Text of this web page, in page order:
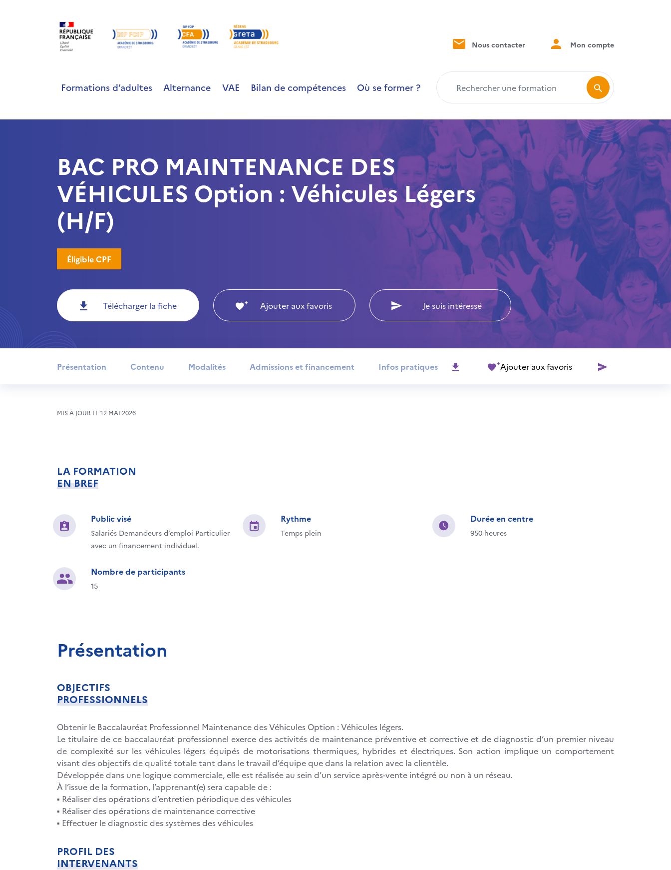
Nous contacter Mon compte
Formations d’adultes Alternance VAE Bilan de compétences Où se former ?
BAC PRO MAINTENANCE DES
VÉHICULES Option : Véhicules Légers
(H/F)
Éligible CPF
Télécharger la fiche Ajouter aux favoris Je suis intéressé
Présentation Contenu Modalités Admissions et financement Infos pratiques Ajouter aux favoris
MIS À JOUR LE 12 MAI 2026
LA FORMATION
EN BREF
Public visé
Salariés Demandeurs d’emploi Particulier
avec un financement individuel.
Rythme
Temps plein
Durée en centre
950 heures
Nombre de participants
15
Présentation
OBJECTIFS
PROFESSIONNELS
Obtenir le Baccalauréat Professionnel Maintenance des Véhicules Option : Véhicules légers.
Le titulaire de ce baccalauréat professionnel exerce des activités de maintenance préventive et corrective et de diagnostic d’un premier niveau
de complexité sur les véhicules légers équipés de motorisations thermiques, hybrides et électriques. Son action implique un comportement
visant des objectifs de qualité totale tant dans le travail d’équipe que dans la relation avec la clientèle.
Développée dans une logique commerciale, elle est réalisée au sein d’un service après-vente intégré ou non à un réseau.
À l’issue de la formation, l’apprenant(e) sera capable de :
▪ Réaliser des opérations d’entretien périodique des véhicules
▪ Réaliser des opérations de maintenance corrective
▪ Effectuer le diagnostic des systèmes des véhicules
PROFIL DES
INTERVENANTS